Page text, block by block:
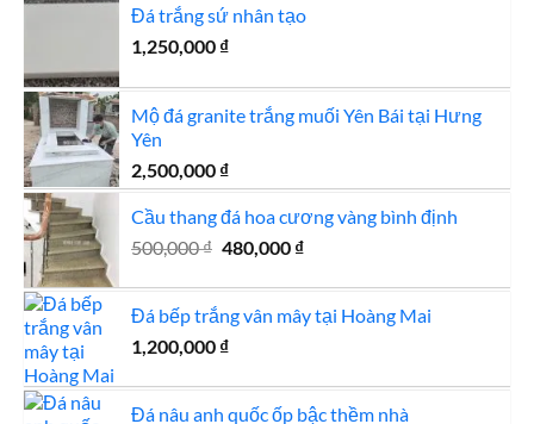
Đá trắng sứ nhân tạo
1,250,000 ₫
Mộ đá granite trắng muối Yên Bái tại Hưng
Yên
2,500,000 ₫
Cầu thang đá hoa cương vàng bình định
500,000₫ Giá
500,000 ₫.
480,000 ₫Giá
là:
Đá bếp trắng vân mây tại Hoàng Mai
1,200,000 ₫
Đá nâu anh quốc ốp bậc thềm nhà